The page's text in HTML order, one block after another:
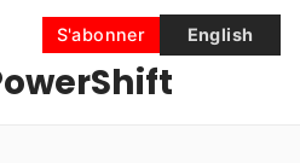
S'abonner English